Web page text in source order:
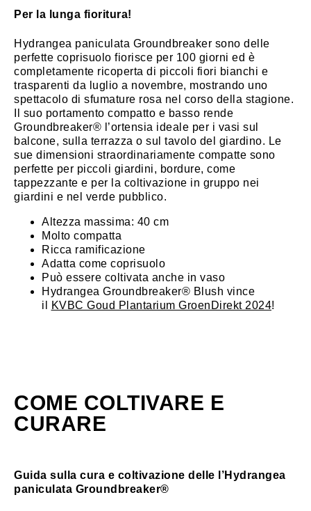
Per la lunga fioritura!
Hydrangea paniculata Groundbreaker sono delle
perfette coprisuolo fiorisce per 100 giorni ed è
completamente ricoperta di piccoli fiori bianchi e
trasparenti da luglio a novembre, mostrando uno
spettacolo di sfumature rosa nel corso della stagione.
Il suo portamento compatto e basso rende
Groundbreaker® l’ortensia ideale per i vasi sul
balcone, sulla terrazza o sul tavolo del giardino. Le
sue dimensioni straordinariamente compatte sono
perfette per piccoli giardini, bordure, come
tappezzante e per la coltivazione in gruppo nei
giardini e nel verde pubblico.
Altezza massima: 40 cm
Molto compatta
Ricca ramificazione
Adatta come coprisuolo
Può essere coltivata anche in vaso
Hydrangea Groundbreaker® Blush vince
il
KVBC Goud Plantarium GroenDirekt 2024!
COME COLTIVARE E
CURARE
Guida sulla cura e coltivazione delle l’Hydrangea
paniculata Groundbreaker®